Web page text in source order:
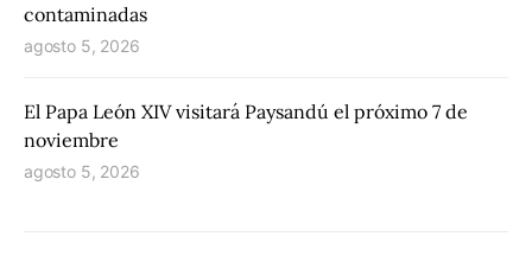
contaminadas
agosto 5, 2026
El Papa León XIV visitará Paysandú el próximo 7 de
noviembre
agosto 5, 2026